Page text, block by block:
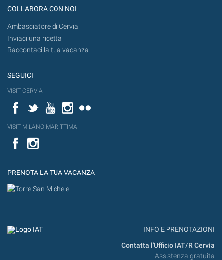
COLLABORA CON NOI
Ambasciatore di Cervia
Inviaci una ricetta
Raccontaci la tua vacanza
SEGUICI
VISIT CERVIA
FacebookTwitterYouTubeInstagram
VISIT MILANO MARITTIMA
Facebook
PRENOTA LA TUA VACANZA
INFO E PRENOTAZIONI
Contatta l'Ufficio IAT/R Cervia
Assistenza gratuita